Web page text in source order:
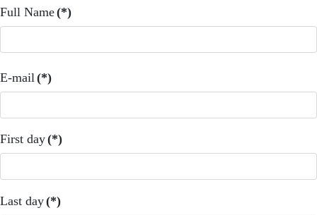
Full Name(*)
E-mail (*)
First day(*)
Last day(*)